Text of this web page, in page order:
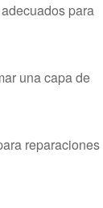
para
una capa de
reparaciones